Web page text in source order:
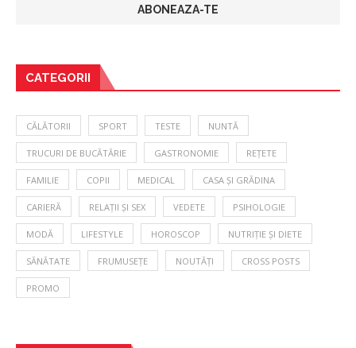
CATEGORII
CĂLĂTORII SPORT TESTE NUNTĂ
TRUCURI DE BUCĂTĂRIE GASTRONOMIE REȚETE
FAMILIE COPII MEDICAL CASA ȘI GRĂDINA
CARIERĂ RELAȚII ȘI SEX VEDETE PSIHOLOGIE
MODĂ LIFESTYLE HOROSCOP NUTRIȚIE ȘI DIETE
SĂNĂTATE FRUMUSEȚE NOUTĂȚI CROSS POSTS
PROMO